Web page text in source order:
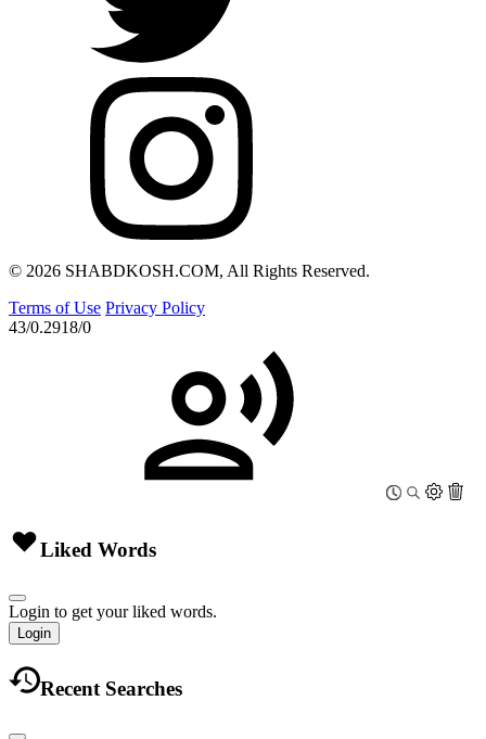
© 2026 SHABDKOSH.COM, All Rights Reserved.
Terms of Use Privacy Policy
43/0.2918/0
Liked Words
Login to get your liked words.
Login
Recent Searches